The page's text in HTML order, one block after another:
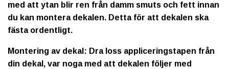
med att ytan blir ren från damm smuts och fett innan
du kan montera dekalen. Detta för att dekalen ska
fästa ordentligt.
Montering av dekal: Dra loss appliceringstapen från
din dekal, var noga med att dekalen följer med